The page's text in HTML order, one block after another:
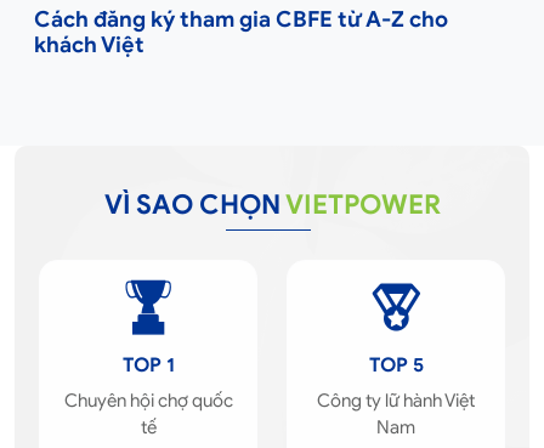
Cách đăng ký tham gia CBFE từ A-Z cho
khách Việt
VÌ SAO CHỌNVIETPOWER
TOP 1
Chuyên hội chợ quốc
tế
TOP 5
Công ty lữ hành Việt
Nam